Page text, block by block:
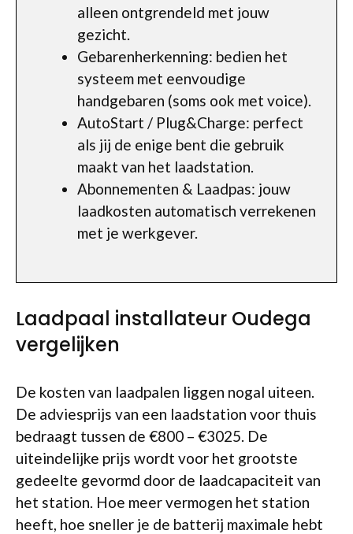
alleen ontgrendeld met jouw
gezicht.
Gebarenherkenning: bedien het
systeem met eenvoudige
handgebaren (soms ook met voice).
AutoStart / Plug&Charge: perfect
als jij de enige bent die gebruik
maakt van het laadstation.
Abonnementen & Laadpas: jouw
laadkosten automatisch verrekenen
met je werkgever.
Laadpaal installateur Oudega
vergelijken
De kosten van laadpalen liggen nogal uiteen.
De adviesprijs van een laadstation voor thuis
bedraagt tussen de €800 – €3025. De
uiteindelijke prijs wordt voor het grootste
gedeelte gevormd door de laadcapaciteit van
het station. Hoe meer vermogen het station
heeft, hoe sneller je de batterij maximale hebt